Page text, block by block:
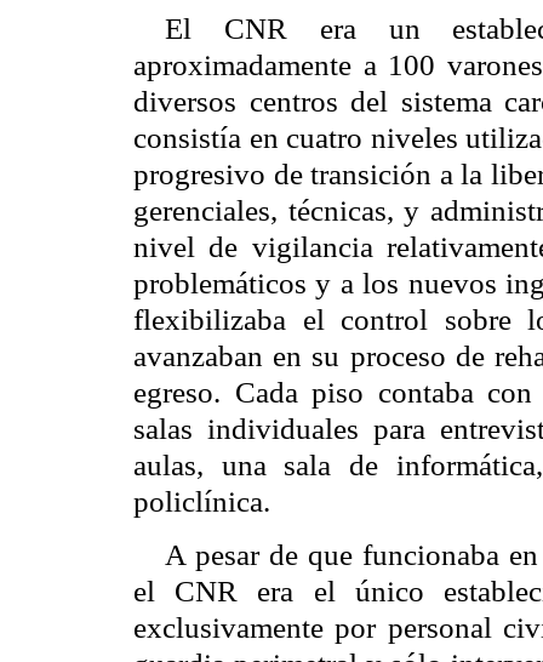
El CNR era un
aproximadamente a 100
diversos centros del sistema
consistía en cuatro niveles
progresivo de transición a la
gerenciales, técnicas, y
nivel de vigilancia
problemáticos y a los nuevos
flexibilizaba el control sobre
avanzaban en su proceso de
egreso. Cada piso contaba
salas individuales para
aulas, una sala de
policlínica.
A pesar de que funcionaba
el CNR
era el único
exclusivamente por personal